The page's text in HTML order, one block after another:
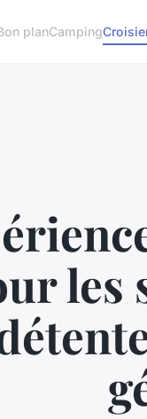
planCamping
les